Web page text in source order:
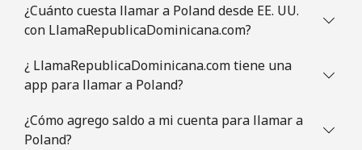
¿Cuánto cuesta llamar a Poland desde EE. UU.
con LlamaRepublicaDominicana.com?
¿ LlamaRepublicaDominicana.com tiene una
app para llamar a Poland?
¿Cómo agrego saldo a mi cuenta para llamar a
Poland?